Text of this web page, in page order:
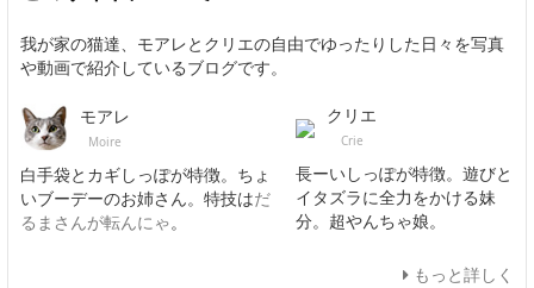
我が家の猫達、モアレとクリエの自由でゆったりした日々を写真
や動画で紹介しているブログです。
モアレ
Moire
白手袋とカギしっぽが特徴。ちょ
いブーデーのお姉さん。特技はだ
るまさんが転んにゃ。
クリエ
Crie
長ーいしっぽが特徴。遊びと
イタズラに全力をかける妹
分。超やんちゃ娘。
もっと詳しく